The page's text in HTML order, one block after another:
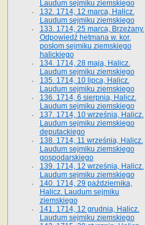
Laudum sejmiku ziemskiego
132. 1714, 12 marca, Halicz.
Laudum sejmiku ziemskiego
133. 1714, 25 marca, Brzeżany.
Odpowiedź hetmana w. kor.
posłom sejmiku ziemskiego
halickiego
134. 1714, 28 maja, Halicz.
Laudum sejmiku ziemskiego
135. 1714, 10 lipca, Halicz.
Laudum sejmiku ziemskiego
136. 1714, 6 sierpnia, Halicz.
Laudum sejmiku ziemskiego
137. 1714, 10 września, Halicz.
Laudum sejmiku ziemskiego
deputackiego
138. 1714, 11 września, Halicz.
Laudum sejmiku ziemskiego
gospodarskiego
139. 1714, 12 września, Halicz.
Laudum sejmiku ziemskiego
140. 1714, 29 października,
Halicz. Laudum sejmiku
ziemskiego
141. 1714, 12 grudnia, Halicz.
Laudum sejmiku ziemskiego